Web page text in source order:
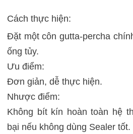
Cách thực hiện:
Đặt một côn gutta-percha
ống tủy.
Ưu điểm:
Đơn giản, dễ thực hiện.
Nhược điểm:
Không bít kín hoàn toàn hệ
bại nếu không dùng Sealer tốt.